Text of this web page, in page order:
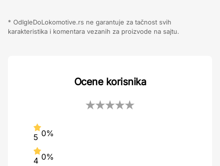
* OdIgleDoLokomotive.rs ne garantuje za tačnost svih
karakteristika i komentara vezanih za proizvode na sajtu.
Ocene korisnika
5 0%
4 0%